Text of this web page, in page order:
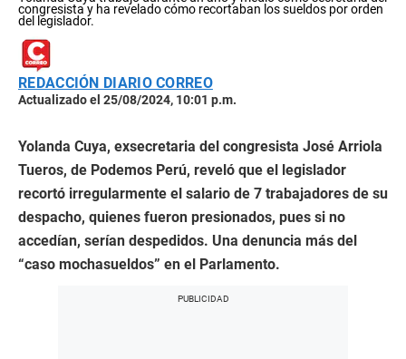
congresista y ha revelado cómo recortaban los sueldos por orden
del legislador.
REDACCIÓN DIARIO CORREO
Actualizado el 25/08/2024, 10:01 p.m.
Yolanda Cuya, exsecretaria del congresista José Arriola
Tueros, de Podemos Perú, reveló que el legislador
recortó irregularmente el salario de 7 trabajadores de su
despacho, quienes fueron presionados, pues si no
accedían, serían despedidos. Una denuncia más del
“caso mochasueldos” en el Parlamento.